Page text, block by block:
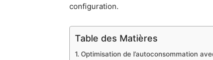
configuration.
Table des Matières
Optimisation de l’autoconsommation